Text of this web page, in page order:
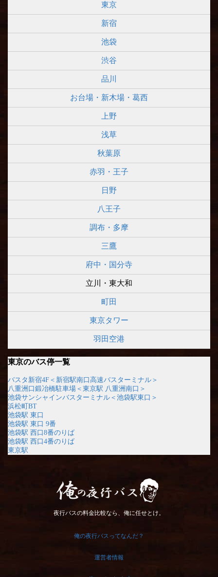
東京
新宿
池袋
渋谷
品川
お台場・新木場・葛西
上野
浅草
秋葉原
赤羽・王子
日野
八王子
調布・多摩
三鷹
府中・国分寺
立川・東大和
町田
東京タワー
羽田空港
東京のバス停一覧
バスタ新宿4F＜新宿駅南口高速バスターミナル＞
八重洲口鍛冶橋駐車場＜東京駅 八重洲南口＞
池袋サンシャインバスターミナル＜池袋駅東口＞
浜松町BT
池袋駅 東口
池袋駅 東口 9番
池袋駅 西口8番のりば
池袋駅 西口4番のりば
東京駅
俺の夜行バス
夜行バスの料金比較なら、俺に任せとけ。
俺の夜行バスってなんだ？
運営者情報